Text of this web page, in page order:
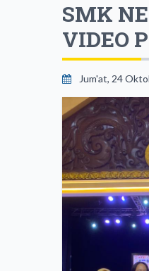
SMK
VIDEO
Jum'at, 24